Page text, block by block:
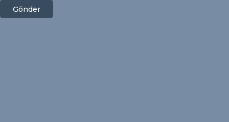
Gönder